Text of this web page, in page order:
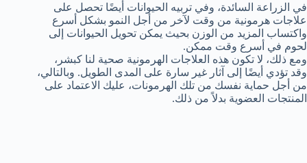
في الزراعة السائدة، وفي تربيه الحيوانات أيضًا تحصل على
علاجات هرمونية من وقت لآخر من أجل النمو بشكل أسرع
واكتساب المزيد من الوزن بحيث يمكن تحويل الحيوانات إلى
لحوم في أسرع وقت ممكن.
ومع ذلك، لا تكون هذه العلاجات الهرمونية صحية لنا كبشر،
وقد تؤدي أيضًا إلى آثار غير سارة على المدى الطويل. وبالتالي،
من أجل حماية نفسك من تلك الهرمونات، عليك الاعتماد على
المنتجات العضوية بدلاً من ذلك.